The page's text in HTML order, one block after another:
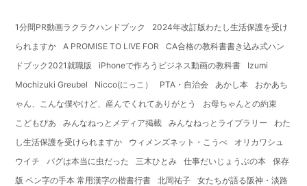
1分間PR動画ラクラクハンドブック
2024年改訂版わたし生活保護を受け
られますか
A PROMISE TO LIVE FOR
CA合格の教科書書き込み式ハン
ドブック2021就職版
iPhoneで作ろうビジネス動画の教科書
Izumi
Mochizuki Greubel
Nicco(にっこ） PTA・自治会 あかし本
おかあち
ゃん、こんな僕やけど、産んでくれてありがとう
お母ちゃんとの約束
こどもぴあ
みんなねっとメディア掲載 みんなねっとライブラリー
わた
し生活保護を受けられますか
ウィメンズネット・こうべ
オリカワシュ
ウイチ
バグは本当に虫だった 三木ひとみ 仕事だいじょうぶの本
保存
版 ペン字の手本 常用漢字の楷書行書
北岡祐子
女たちが語る阪神・淡路